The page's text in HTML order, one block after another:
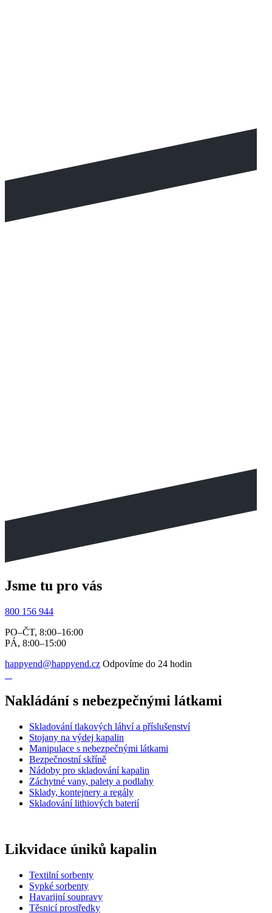
Jsme tu pro vás
800 156 944
PO–ČT, 8:00–16:00
PÁ, 8:00–15:00
happyend@happyend.cz Odpovíme do 24 hodin
Nakládání s nebezpečnými látkami
Skladování tlakových láhví a příslušenství
Stojany na výdej kapalin
Manipulace s nebezpečnými látkami
Bezpečnostní skříně
Nádoby pro skladování kapalin
Záchytné vany, palety a podlahy
Sklady, kontejnery a regály
Skladování lithiových baterií
Likvidace úniků kapalin
Textilní sorbenty
Sypké sorbenty
Havarijní soupravy
Těsnicí prostředky